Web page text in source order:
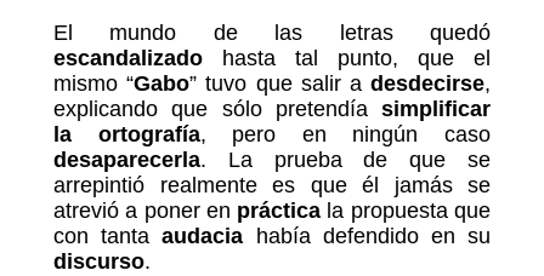
El mundo de las letras quedó
escandalizado hasta tal punto, que el
mismo “Gabo” tuvo que salir adesdecirse,
explicando que sólo pretendía simplificar
la ortografía, pero en ningún caso
desaparecerla. La prueba de que se
arrepintió realmente es que él jamás se
atrevió a poner en práctica la propuesta que
con tantaaudacia había defendido en su
discurso.